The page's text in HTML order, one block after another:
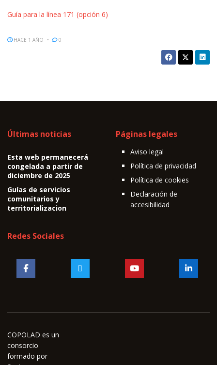
Guía para la línea 171 (opción 6)
HACE 1 AÑO 0
Últimas noticias
Esta web permanecerá
congelada a partir de
diciembre de 2025
Guías de servicios
comunitarios y
territorializacion
Páginas legales
Aviso legal
Política de privacidad
Política de cookies
Declaración de
accesibilidad
Redes Sociales
COPOLAD es un
consorcio
formado por